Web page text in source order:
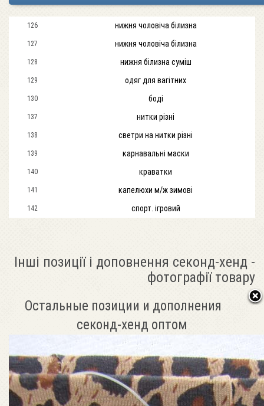
126 нижня чоловіча білизна
127 нижня чоловіча білизна
128 нижня білизна суміш
129 одяг для вагітних
130 боді
137 нитки різні
138 светри на нитки різні
139 карнавальні маски
140 краватки
141 капелюхи м/ж зимові
142 спорт. ігровий
Інші позиції і доповнення секонд-хенд -
фотографії товару
Остальные позиции и дополнения
секонд-хенд оптом